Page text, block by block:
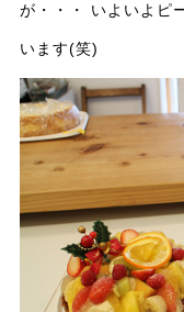
が・・・ いよいよピ
います(笑)